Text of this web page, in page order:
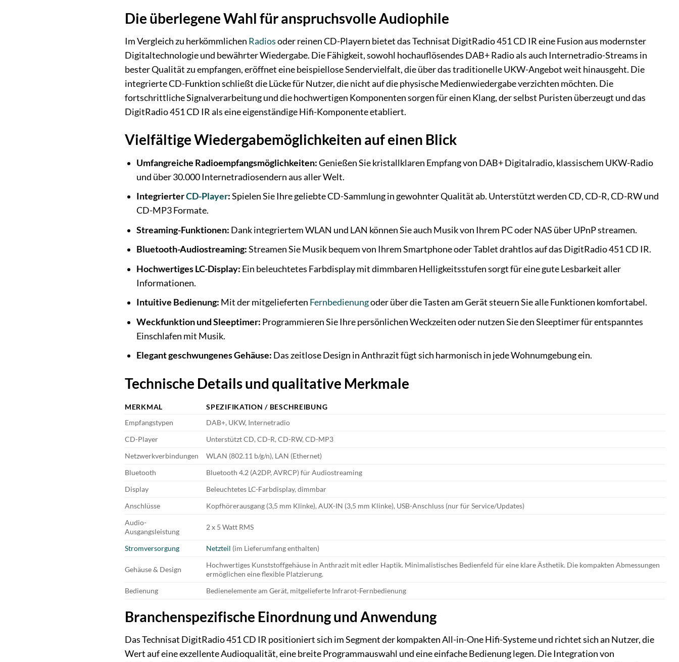
Die überlegene Wahl für anspruchsvolle Audiophile
Im Vergleich zu herkömmlichen Radiosoder reinen CD-Playern bietet das Technisat DigitRadio 451 CD IR eine Fusion aus modernster
Digitaltechnologie und bewährter Wiedergabe. Die Fähigkeit, sowohl hochauflösendes DAB+ Radio als auch Internetradio-Streams in
bester Qualität zu empfangen, eröffnet eine beispiellose Sendervielfalt, die über das traditionelle UKW-Angebot weit hinausgeht. Die
integrierte CD-Funktion schließt die Lücke für Nutzer, die nicht auf die physische Medienwiedergabe verzichten möchten. Die
fortschrittliche Signalverarbeitung und die hochwertigen Komponenten sorgen für einen Klang, der selbst Puristen überzeugt und das
DigitRadio 451 CD IR als eine eigenständige Hifi-Komponente etabliert.
Vielfältige Wiedergabemöglichkeiten auf einen Blick
Umfangreiche Radioempfangsmöglichkeiten:Genießen Sie kristallklaren Empfang von DAB+ Digitalradio, klassischem UKW-Radio
und über 30.000 Internetradiosendern aus aller Welt.
IntegrierterCD-Player:Spielen Sie Ihre geliebte CD-Sammlung in gewohnter Qualität ab. Unterstützt werden CD, CD-R, CD-RW und
CD-MP3 Formate.
Streaming-Funktionen: Dank integriertem WLAN und LAN können Sie auch Musik von Ihrem PC oder NAS über UPnP streamen.
Bluetooth-Audiostreaming:Streamen Sie Musik bequem von Ihrem Smartphone oder Tablet drahtlos auf das DigitRadio 451 CD IR.
Hochwertiges LC-Display: Ein beleuchtetes Farbdisplay mit dimmbaren Helligkeitsstufen sorgt für eine gute Lesbarkeit aller
Informationen.
Intuitive Bedienung: Mit der mitgelieferten Fernbedienungoder über die Tasten am Gerät steuern Sie alle Funktionen komfortabel.
Weckfunktion und Sleeptimer: Programmieren Sie Ihre persönlichen Weckzeiten oder nutzen Sie den Sleeptimer für entspanntes
Einschlafen mit Musik.
Elegant geschwungenes Gehäuse: Das zeitlose Design in Anthrazit fügt sich harmonisch in jede Wohnumgebung ein.
Technische Details und qualitative Merkmale
MERKMAL
SPEZIFIKATION / BESCHREIBUNG
Empfangstypen
DAB+, UKW, Internetradio
CD-Player
Unterstützt CD, CD-R, CD-RW, CD-MP3
Netzwerkverbindungen
WLAN (802.11 b/g/n), LAN (Ethernet)
Bluetooth
Bluetooth 4.2 (A2DP, AVRCP) für Audiostreaming
Display
Beleuchtetes LC-Farbdisplay, dimmbar
Anschlüsse
Kopfhörerausgang (3,5 mm Klinke), AUX-IN (3,5 mm Klinke), USB-Anschluss (nur für Service/Updates)
Audio-
Ausgangsleistung
2 x 5 Watt RMS
Stromversorgung Netzteil (im Lieferumfang enthalten)
Gehäuse & Design
Hochwertiges Kunststoffgehäuse in Anthrazit mit edler Haptik. Minimalistisches Bedienfeld für eine klare Ästhetik. Die kompakten Abmessungen
ermöglichen eine flexible Platzierung.
Bedienung
Bedienelemente am Gerät, mitgelieferte Infrarot-Fernbedienung
Branchenspezifische Einordnung und Anwendung
Das Technisat DigitRadio 451 CD IR positioniert sich im Segment der kompakten All-in-One Hifi-Systeme und richtet sich an Nutzer, die
Wert auf eine exzellente Audioqualität, eine breite Programmauswahl und eine einfache Bedienung legen. Die Integration von